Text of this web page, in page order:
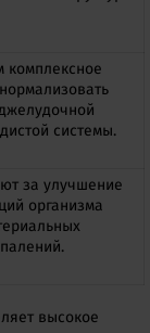
комплексное
системы.
за улучшение
организма
высокое